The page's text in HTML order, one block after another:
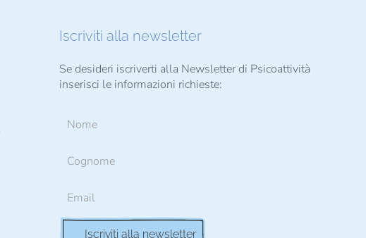
Iscriviti alla newsletter
Se desideri iscriverti alla Newsletter di Psicoattività
inserisci le informazioni richieste: